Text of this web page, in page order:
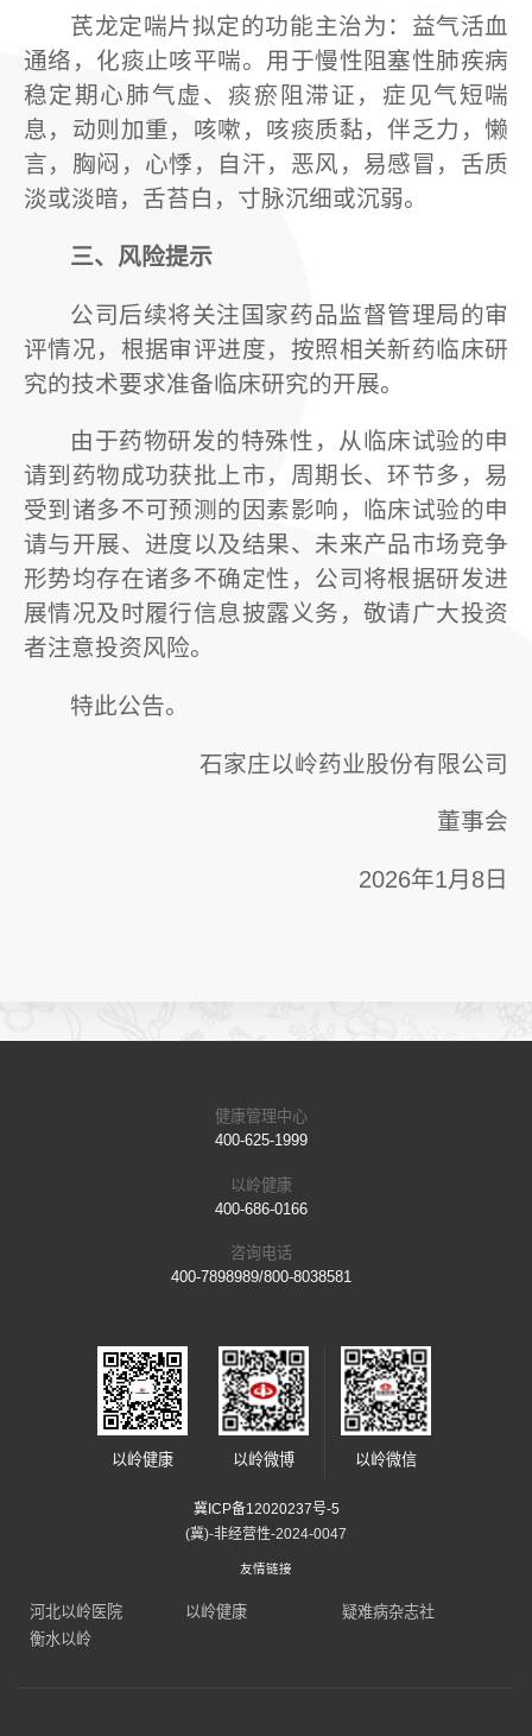
芪龙定喘片拟定的功能主治为：益气活血
通络，化痰止咳平喘。用于慢性阻塞性肺疾病
稳定期心肺气虚、痰瘀阻滞证，症见气短喘
息，动则加重，咳嗽，咳痰质黏，伴乏力，懒
言，胸闷，心悸，自汗，恶风，易感冒，舌质
淡或淡暗，舌苔白，寸脉沉细或沉弱。
三、风险提示
公司后续将关注国家药品监督管理局的审
评情况，根据审评进度，按照相关新药临床研
究的技术要求准备临床研究的开展。
由于药物研发的特殊性，从临床试验的申
请到药物成功获批上市，周期长、环节多，易
受到诸多不可预测的因素影响，临床试验的申
请与开展、进度以及结果、未来产品市场竞争
形势均存在诸多不确定性，公司将根据研发进
展情况及时履行信息披露义务，敬请广大投资
者注意投资风险。
特此公告。
石家庄以岭药业股份有限公司
董事会
2026年1月8日
健康管理中心
400-625-1999
以岭健康
400-686-0166
咨询电话
400-7898989/800-8038581
以岭健康 以岭微博 以岭微信
冀ICP备12020237号-5
(冀)-非经营性-2024-0047
友情链接
河北以岭医院 以岭健康
疑难病杂志社
衡水以岭